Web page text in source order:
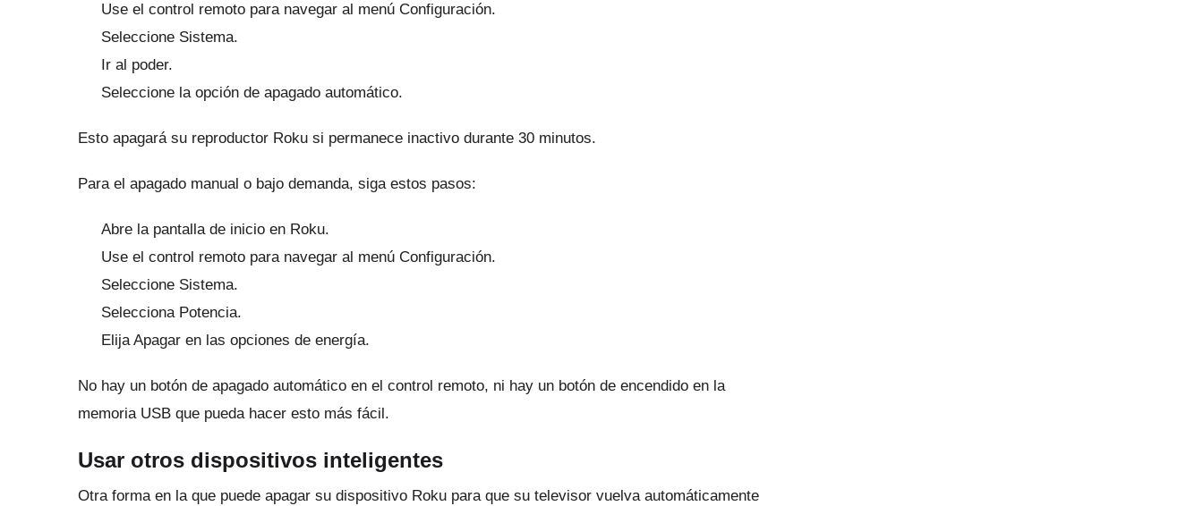
Use el control remoto para navegar al menú Configuración.
Seleccione Sistema.
Ir al poder.
Seleccione la opción de apagado automático.
Esto apagará su reproductor Roku si permanece inactivo durante 30 minutos.
Para el apagado manual o bajo demanda, siga estos pasos:
Abre la pantalla de inicio en Roku.
Use el control remoto para navegar al menú Configuración.
Seleccione Sistema.
Selecciona Potencia.
Elija Apagar en las opciones de energía.
No hay un botón de apagado automático en el control remoto, ni hay un botón de encendido en la
memoria USB que pueda hacer esto más fácil.
Usar otros dispositivos inteligentes
Otra forma en la que puede apagar su dispositivo Roku para que su televisor vuelva automáticamente